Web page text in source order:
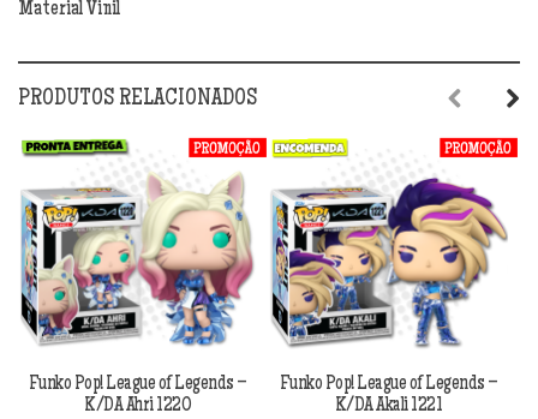
Material Vinil
PRODUTOS RELACIONADOS
Funko Pop! League of Legends –
K/DA Ahri 1220
Funko Pop! League of Legends –
K/DA Akali 1221
Previous
Next